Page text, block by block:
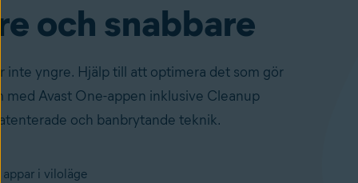
och snabbare
inte yngre. Hjälp till att optimera det som gör
med Avast One-appen inklusive Cleanup
och banbrytande teknik.
appar i viloläge